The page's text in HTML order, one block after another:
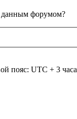
данным форумом?
пояс: UTC + 3 часа